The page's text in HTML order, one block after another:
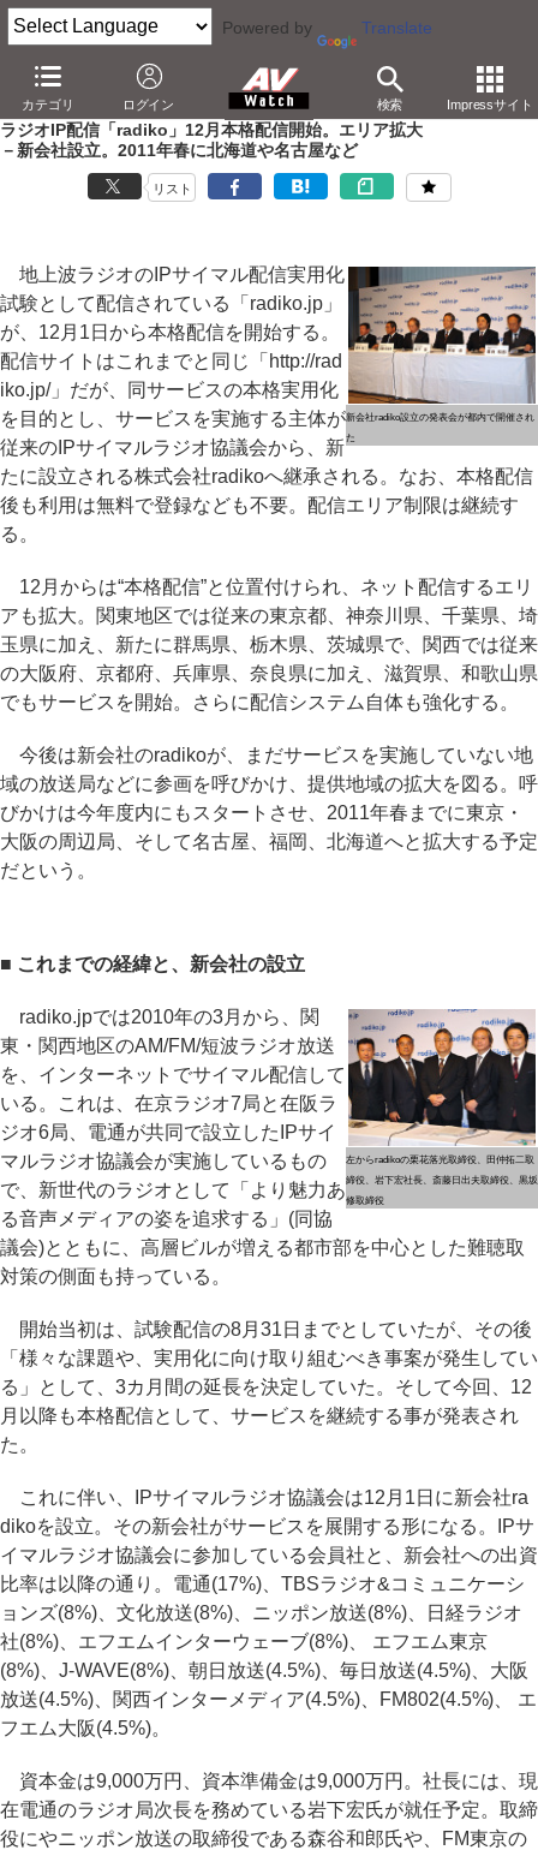
Powered by Translate
カテゴリ ログイン 検索 Impressサイト
AV Watch コンテンツ・サービス 放送
ラジオ
ラジオIP配信「radiko」12月本格配信開始。エリア拡大
－新会社設立。2011年春に北海道や名古屋など
リスト
新会社radiko設立の発表会が都内で開催され
た
地上波ラジオのIPサイマル配信実用化
試験として配信されている「radiko.jp」
が、12月1日から本格配信を開始する。
配信サイトはこれまでと同じ「http://rad
iko.jp/」だが、同サービスの本格実用化
を目的とし、サービスを実施する主体が
従来のIPサイマルラジオ協議会から、新
たに設立される株式会社radikoへ継承される。なお、本格配信
後も利用は無料で登録なども不要。配信エリア制限は継続す
る。
12月からは“本格配信”と位置付けられ、ネット配信するエリ
アも拡大。関東地区では従来の東京都、神奈川県、千葉県、埼
玉県に加え、新たに群馬県、栃木県、茨城県で、関西では従来
の大阪府、京都府、兵庫県、奈良県に加え、滋賀県、和歌山県
でもサービスを開始。さらに配信システム自体も強化する。
今後は新会社のradikoが、まだサービスを実施していない地
域の放送局などに参画を呼びかけ、提供地域の拡大を図る。呼
びかけは今年度内にもスタートさせ、2011年春までに東京・
大阪の周辺局、そして名古屋、福岡、北海道へと拡大する予定
だという。
■ これまでの経緯と、新会社の設立
左からradikoの栗花落光取締役、田仲拓二取
締役、岩下宏社長、斎藤日出夫取締役、黒坂
修取締役
radiko.jpでは2010年の3月から、関
東・関西地区のAM/FM/短波ラジオ放送
を、インターネットでサイマル配信して
いる。これは、在京ラジオ7局と在阪ラ
ジオ6局、電通が共同で設立したIPサイ
マルラジオ協議会が実施しているもの
で、新世代のラジオとして「より魅力あ
る音声メディアの姿を追求する」(同協
議会)とともに、高層ビルが増える都市部を中心とした難聴取
対策の側面も持っている。
開始当初は、試験配信の8月31日までとしていたが、その後
「様々な課題や、実用化に向け取り組むべき事案が発生してい
る」として、3カ月間の延長を決定していた。そして今回、12
月以降も本格配信として、サービスを継続する事が発表され
た。
これに伴い、IPサイマルラジオ協議会は12月1日に新会社ra
dikoを設立。その新会社がサービスを展開する形になる。IPサ
イマルラジオ協議会に参加している会員社と、新会社への出資
比率は以降の通り。電通(17%)、TBSラジオ&コミュニケーシ
ョンズ(8%)、文化放送(8%)、ニッポン放送(8%)、日経ラジオ
社(8%)、エフエムインターウェーブ(8%)、 エフエム東京
(8%)、J-WAVE(8%)、朝日放送(4.5%)、毎日放送(4.5%)、大阪
放送(4.5%)、関西インターメディア(4.5%)、FM802(4.5%)、 エ
フエム大阪(4.5%)。
資本金は9,000万円、資本準備金は9,000万円。社長には、現
在電通のラジオ局次長を務めている岩下宏氏が就任予定。取締
役にやニッポン放送の取締役である森谷和郎氏や、FM東京の